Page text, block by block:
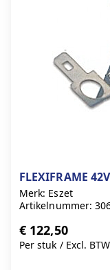
FLEXIFRAME
Merk: Eszet
Artikelnummer:
€ 122,50
Per stuk / Excl. BTW